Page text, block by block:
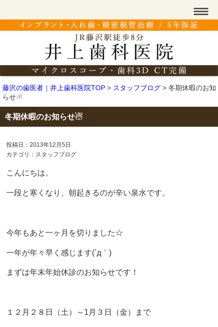
藤沢の歯医者｜井上歯科医院TOP > スタッフブログ > 冬期休暇のお知
らせ☃
冬期休暇のお知らせ☃
投稿日：2013年12月5日
カテゴリ： スタッフブログ
こんにちは。
一段と寒くなり、朝起きるのが辛い泉水です。
今年もあと一ヶ月を切りました☆
一年が年々早く感じます(´д｀)
まずは年末年始休診のお知らせです！
１２月２８日（土）～1月３日（金）まで